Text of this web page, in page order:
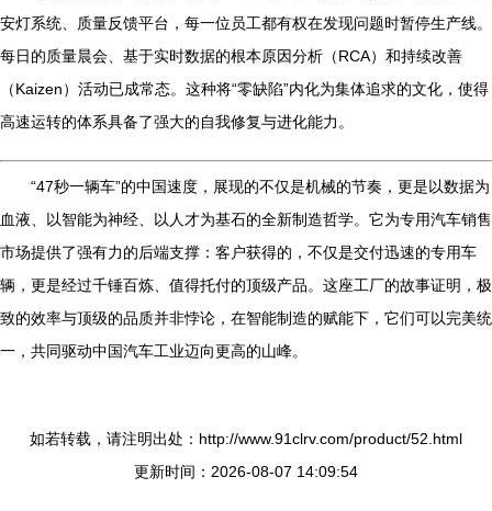
安灯系统、质量反馈平台，每一位员工都有权在发现问题时暂停生产线。
每日的质量晨会、基于实时数据的根本原因分析（RCA）和持续改善
（Kaizen）活动已成常态。这种将“零缺陷”内化为集体追求的文化，使得
高速运转的体系具备了强大的自我修复与进化能力。
“47秒一辆车”的中国速度，展现的不仅是机械的节奏，更是以数据为
血液、以智能为神经、以人才为基石的全新制造哲学。它为专用汽车销售
市场提供了强有力的后端支撑：客户获得的，不仅是交付迅速的专用车
辆，更是经过千锤百炼、值得托付的顶级产品。这座工厂的故事证明，极
致的效率与顶级的品质并非悖论，在智能制造的赋能下，它们可以完美统
一，共同驱动中国汽车工业迈向更高的山峰。
如若转载，请注明出处：http://www.91clrv.com/product/52.html
更新时间：2026-08-07 14:09:54